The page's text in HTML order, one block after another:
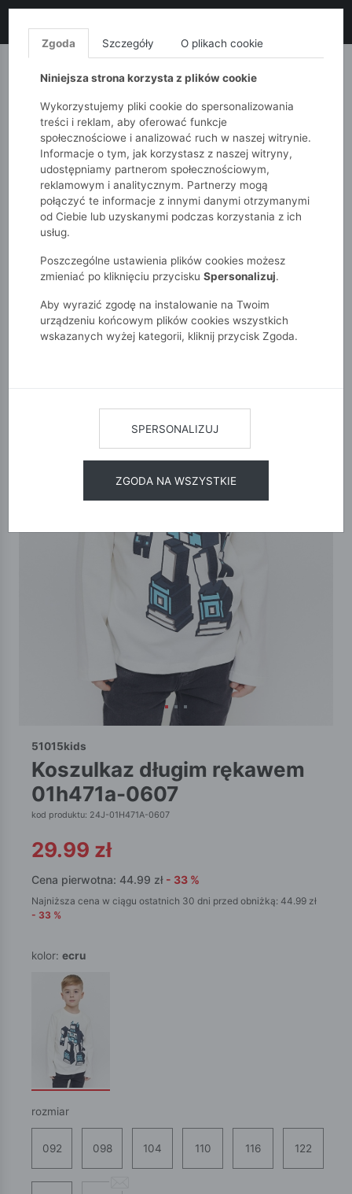
MONNARI QUIOSQUE
51015kids
Chłopcy 2-7 lat
Koszulkaz długim rękawem 01H471A-0607
51015kids
koszulkaz długim rękawem
01h471a-0607
kod produktu: 24J-01H471A-0607
29.99 zł
Cena pierwotna: 44.99 zł - 33 %
Najniższa cena w ciągu ostatnich 30 dni przed obniżką: 44.99 zł
- 33 %
kolor: ecru
rozmiar
092 098 104 110 116 122
Zgoda Szczegóły O plikach cookie
Niniejsza strona korzysta z plików cookie
Wykorzystujemy pliki cookie do spersonalizowania
treści i reklam, aby oferować funkcje
społecznościowe i analizować ruch w naszej witrynie.
Informacje o tym, jak korzystasz z naszej witryny,
udostępniamy partnerom społecznościowym,
reklamowym i analitycznym. Partnerzy mogą
połączyć te informacje z innymi danymi otrzymanymi
od Ciebie lub uzyskanymi podczas korzystania z ich
usług.
Poszczególne ustawienia plików cookies możesz
zmieniać po kliknięciu przycisku Spersonalizuj.
Aby wyrazić zgodę na instalowanie na Twoim
urządzeniu końcowym plików cookies wszystkich
wskazanych wyżej kategorii, kliknij przycisk Zgoda.
SPERSONALIZUJ
ZGODA NA WSZYSTKIE